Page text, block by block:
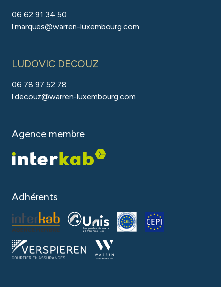
06 62 91 34 50
l.marques@warren-luxembourg.com
LUDOVIC DECOUZ
06 78 97 52 78
l.decouz@warren-luxembourg.com
Agence membre
Adhérents